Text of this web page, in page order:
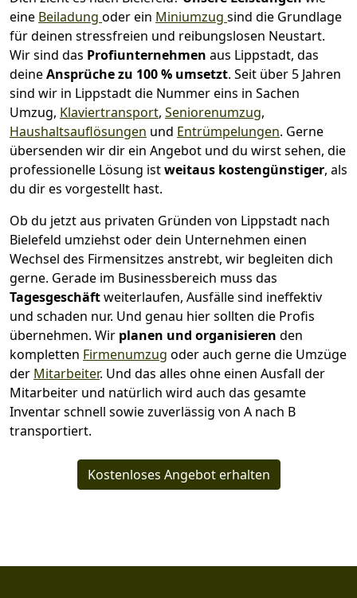
eine Beiladung oder ein Miniumzug sind die Grundlage
für deinen stressfreien und reibungslosen Neustart.
Wir sind das Profiunternehmen aus Lippstadt, das
deineAnsprüche zu 100 % umsetzt. Seit über 5 Jahren
sind wir in Lippstadt die Nummer eins in Sachen
Umzug, Klaviertransport, Seniorenumzug,
Haushaltsauflösungen und Entrümpelungen. Gerne
übersenden wir dir ein Angebot und du wirst sehen, die
professionelle Lösung istweitaus kostengünstiger, als
du dir es vorgestellt hast.
Ob du jetzt aus privaten Gründen von Lippstadt nach
Bielefeld umziehst oder dein Unternehmen einen
Wechsel des Firmensitzes anstrebt, wir begleiten dich
gerne. Gerade im Businessbereich muss das
Tagesgeschäftweiterlaufen, Ausfälle sind ineffektiv
und schaden nur. Und genau hier sollten die Profis
übernehmen. Wir planen und organisieren den
kompletten Firmenumzug oder auch gerne die Umzüge
der Mitarbeiter. Und das alles ohne einen Ausfall der
Mitarbeiter und natürlich wird auch das gesamte
Inventar schnell sowie zuverlässig von A nach B
transportiert.
Kostenloses Angebot erhalten